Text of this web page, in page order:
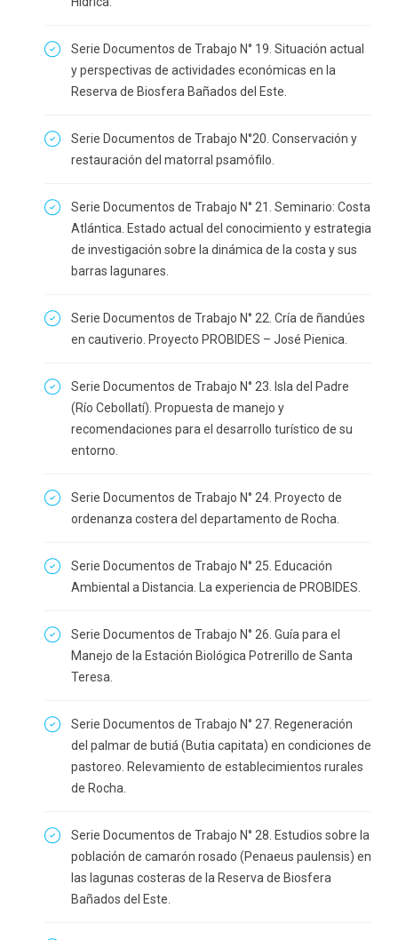
Serie Documentos de Trabajo N° 19. Situación actual
y perspectivas de actividades económicas en la
Reserva de Biosfera Bañados del Este.
Serie Documentos de Trabajo N°20. Conservación y
restauración del matorral psamófilo.
Serie Documentos de Trabajo N° 21. Seminario: Costa
Atlántica. Estado actual del conocimiento y estrategia
de investigación sobre la dinámica de la costa y sus
barras lagunares.
Serie Documentos de Trabajo N° 22. Cría de ñandúes
en cautiverio. Proyecto PROBIDES – José Pienica.
Serie Documentos de Trabajo N° 23. Isla del Padre
(Río Cebollatí). Propuesta de manejo y
recomendaciones para el desarrollo turístico de su
entorno.
Serie Documentos de Trabajo N° 24. Proyecto de
ordenanza costera del departamento de Rocha.
Serie Documentos de Trabajo N° 25. Educación
Ambiental a Distancia. La experiencia de PROBIDES.
Serie Documentos de Trabajo N° 26. Guía para el
Manejo de la Estación Biológica Potrerillo de Santa
Teresa.
Serie Documentos de Trabajo N° 27. Regeneración
del palmar de butiá (Butia capitata) en condiciones de
pastoreo. Relevamiento de establecimientos rurales
de Rocha.
Serie Documentos de Trabajo N° 28. Estudios sobre la
población de camarón rosado (Penaeus paulensis) en
las lagunas costeras de la Reserva de Biosfera
Bañados del Este.